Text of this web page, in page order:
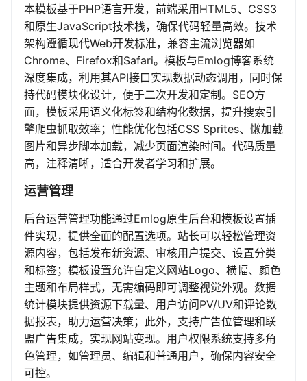
本模板基于PHP语言开发，前端采用HTML5、CSS3
和原生JavaScript技术栈，确保代码轻量高效。技术
架构遵循现代Web开发标准，兼容主流浏览器如
Chrome、Firefox和Safari。模板与Emlog博客系统
深度集成，利用其API接口实现数据动态调用，同时保
持代码模块化设计，便于二次开发和定制。SEO方
面，模板采用语义化标签和结构化数据，提升搜索引
擎爬虫抓取效率；性能优化包括CSS Sprites、懒加载
图片和异步脚本加载，减少页面渲染时间。代码质量
高，注释清晰，适合开发者学习和扩展。
运营管理
后台运营管理功能通过Emlog原生后台和模板设置插
件实现，提供全面的配置选项。站长可以轻松管理资
源内容，包括发布新资源、审核用户提交、设置分类
和标签；模板设置允许自定义网站Logo、横幅、颜色
主题和布局样式，无需编码即可调整视觉外观。数据
统计模块提供资源下载量、用户访问PV/UV和评论数
据报表，助力运营决策；此外，支持广告位管理和联
盟广告集成，实现网站变现。用户权限系统支持多角
色管理，如管理员、编辑和普通用户，确保内容安全
可控。